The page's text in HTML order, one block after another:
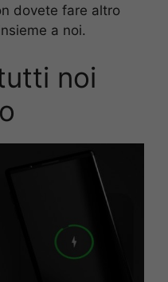
dovete fare altro
a noi.
noi